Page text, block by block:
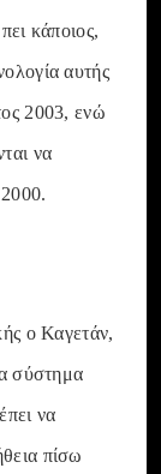
κάποιος,
αυτής
2003, ενώ
να
ο Καγετάν,
σύστημα
να
πίσω